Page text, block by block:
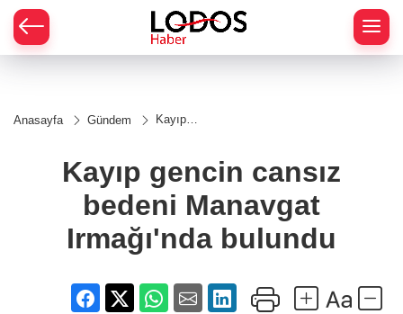
Anasayfa Gündem
Kayıp
Manavgat
Irmağı'nda
bulundu
Kayıp gencin cansız
bedeni Manavgat
Irmağı'nda bulundu